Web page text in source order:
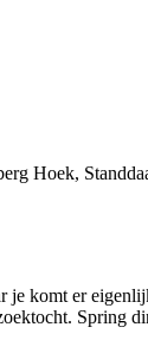
Hoek,
komt er
Spring